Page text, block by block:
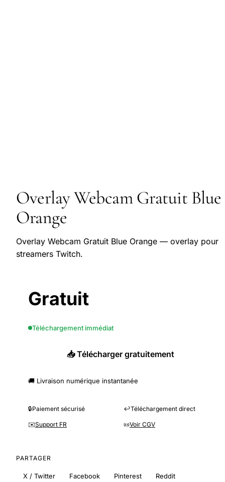
Overlay Webcam Gratuit Blue
Orange
Overlay Webcam Gratuit Blue Orange — overlay pour
streamers Twitch.
Gratuit
Téléchargement immédiat
📥 Télécharger gratuitement
🚚 Livraison numérique instantanée
🔒Paiement sécurisé ↩️Téléchargement direct
✉️Support FR 📜Voir CGV
PARTAGER
X / Twitter Facebook Pinterest Reddit